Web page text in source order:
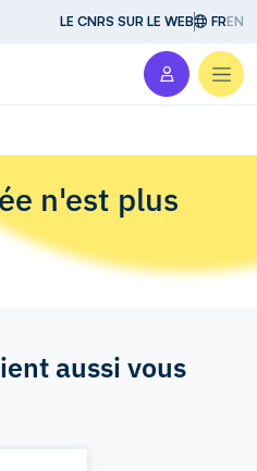
LE CNRS SUR LE WEB FREN
n'est plus
aussi vous